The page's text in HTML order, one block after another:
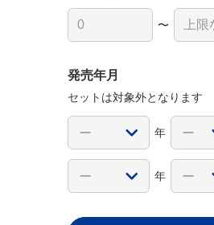
〜
発売年月
セットは対象外となります
年
年